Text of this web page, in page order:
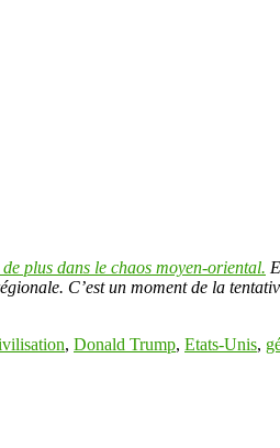
plus dans le chaos moyen-oriental.
C’est un moment de la
, Donald Trump, Etats-Unis,